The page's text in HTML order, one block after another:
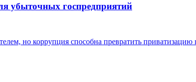
убыточных госпредприятий
но коррупция способна превратить приватизацию